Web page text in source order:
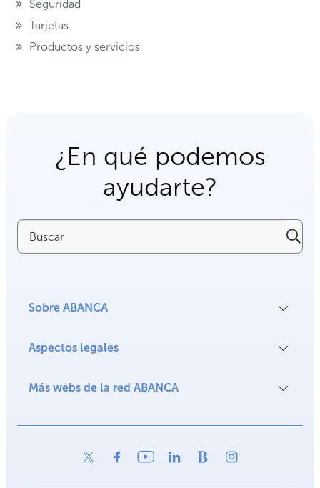
Seguridad
Tarjetas
Productos y servicios
¿En qué podemos
ayudarte?
Buscar
Sobre ABANCA
Aspectos legales
Más webs de la red ABANCA